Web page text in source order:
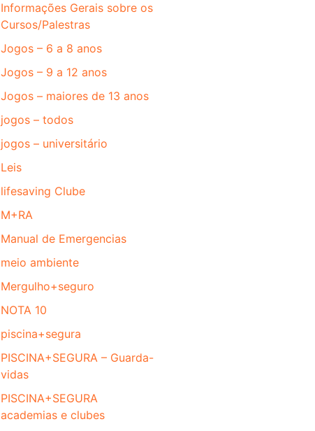
Informações Gerais sobre os
Cursos/Palestras
Jogos – 6 a 8 anos
Jogos – 9 a 12 anos
Jogos – maiores de 13 anos
jogos – todos
jogos – universitário
Leis
lifesaving Clube
M+RA
Manual de Emergencias
meio ambiente
Mergulho+seguro
NOTA 10
piscina+segura
PISCINA+SEGURA – Guarda-
vidas
PISCINA+SEGURA
academias e clubes